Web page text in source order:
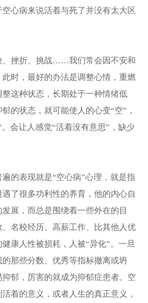
心病来说活着与死了并没有太大区
、挫折、挑战……我们常会因不安和
时，最好的办法是调整心情，重燃
这种状态，长期处于一种情绪低
的状态，就可能使人的心变“空”，
会让人感觉“活着没有意思”，缺少
的表现就是“空心病”心理，就是指
了很多功利性的养育，他的内心自
展，而总是围绕着一些外在的目
名校经历、高薪工作、比其他人优
康人性被损耗，人被“异化”。一旦
那些分数、优秀等指标撤离或坍
郁，厉害的就成为抑郁症患者。空
着的意义，或者人生的真正意义，